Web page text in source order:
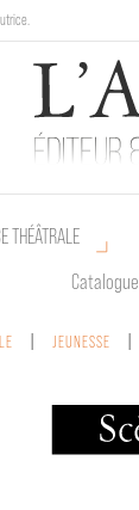
tout le weekend !
Catalogue
THÉÂTRALE
JEUNESSE